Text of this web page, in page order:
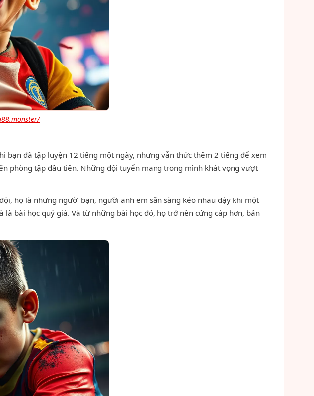
đã tập luyện 12 tiếng một ngày, nhưng vẫn thức thêm 2 tiếng để xem
phòng tập đầu tiên. Những đội tuyển mang trong mình khát vọng vượt
họ là những người bạn, người anh em sẵn sàng kéo nhau dậy khi một
bài học quý giá. Và từ những bài học đó, họ trở nên cứng cáp hơn, bản